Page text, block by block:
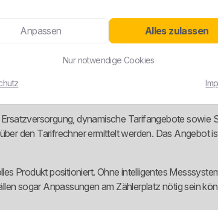
wird Strom aus der Photovoltaik-Anlage in
vieler Wettbewerber. Hier gibt es wenigstens
Produkt ist ein Pluspunkt, aber kein
dynamische Tarifangebote
den Tarifrechner ermittelt werden. Das Angebot
Produkt positioniert. Ohne intelligentes
sogar Anpassungen am Zählerplatz nötig sein
Anpassen Alles zulassen
Nur notwendige Cookies